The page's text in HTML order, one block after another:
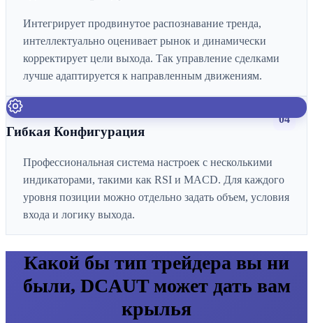
Интегрирует продвинутое распознавание тренда,
интеллектуально оценивает рынок и динамически
корректирует цели выхода. Так управление сделками
лучше адаптируется к направленным движениям.
04
Гибкая Конфигурация
Профессиональная система настроек с несколькими
индикаторами, такими как RSI и MACD. Для каждого
уровня позиции можно отдельно задать объем, условия
входа и логику выхода.
Какой бы тип трейдера вы ни
были, DCAUT может дать вам
крылья